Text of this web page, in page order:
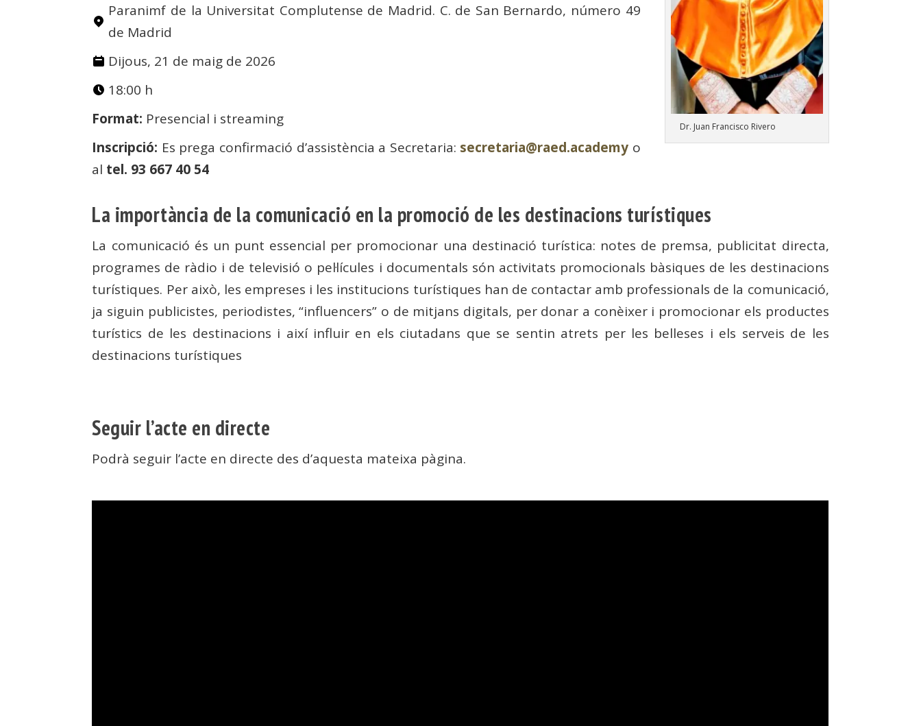
Dr. Juan Francisco Rivero
Paranimf de la Universitat Complutense de Madrid. C. de San Bernardo, número 49
de Madrid
Dijous, 21 de maig de 2026
18:00 h
Format: Presencial i streaming
Inscripció: Es prega confirmació d’assistència a Secretaria: secretaria@raed.academy o
al tel. 93 667 40 54
La importància de la comunicació en la promoció de les destinacions turístiques
La comunicació és un punt essencial per promocionar una destinació turística: notes de premsa, publicitat directa,
programes de ràdio i de televisió o pel·lícules i documentals són activitats promocionals bàsiques de les destinacions
turístiques. Per això, les empreses i les institucions turístiques han de contactar amb professionals de la comunicació,
ja siguin publicistes, periodistes, “influencers” o de mitjans digitals, per donar a conèixer i promocionar els productes
turístics de les destinacions i així influir en els ciutadans que se sentin atrets per les belleses i els serveis de les
destinacions turístiques
Seguir l’acte en directe
Podrà seguir l’acte en directe des d’aquesta mateixa pàgina.